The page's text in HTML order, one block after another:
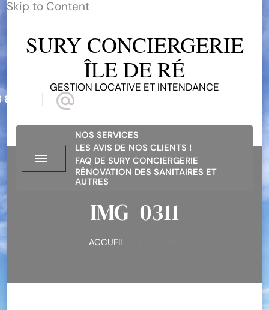
Skip to Content
SURY CONCIERGERIE
ÎLE DE RÉ
GESTION LOCATIVE ET INTENDANCE
68
NOS SERVICES
LES AVIS DE NOS CLIENTS !
FAQ DE SURY CONCIERGERIE
RÉNOVATION DES SANITAIRES ET
AUTRES
IMG_0311
ACCUEIL